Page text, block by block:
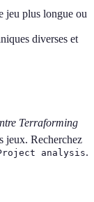
jeu plus longue ou
diverses et
Terraforming
jeux. Recherchez
analysis.